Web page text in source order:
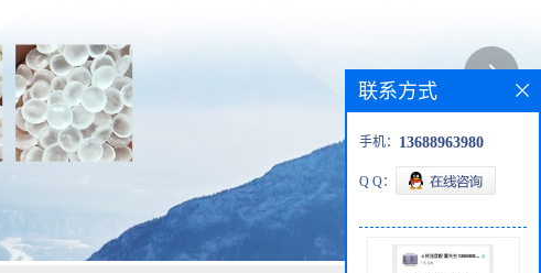
联系方式
手机： 13688963980
Q Q：